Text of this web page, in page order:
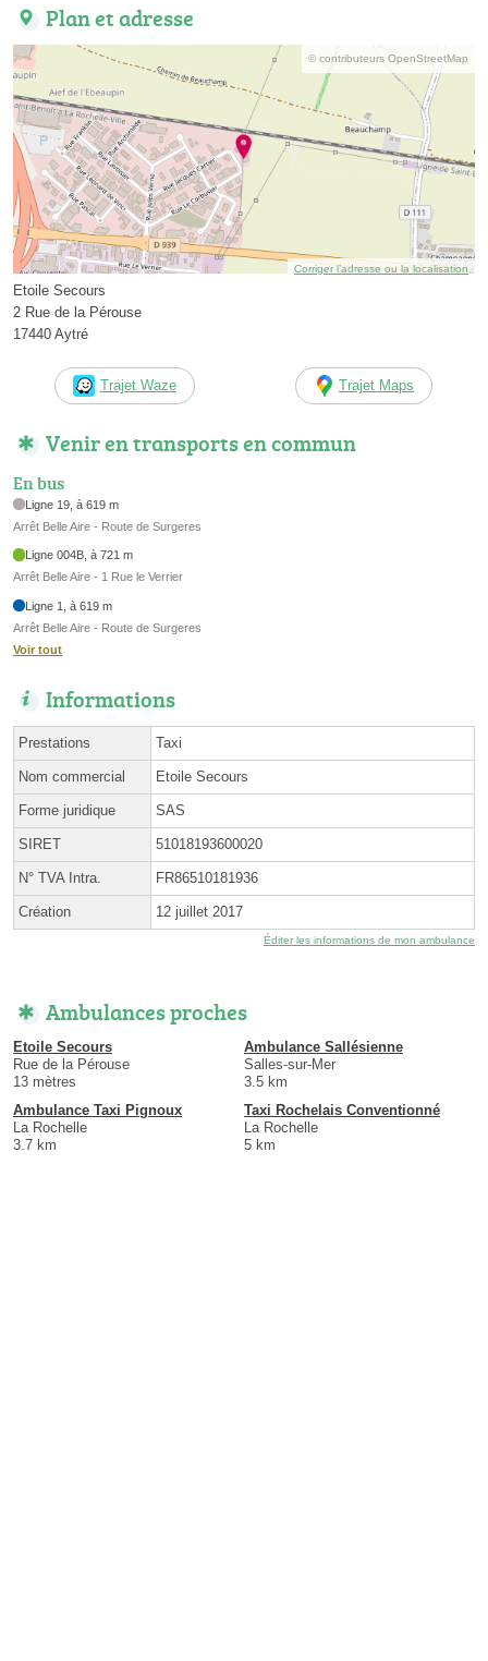
Plan et adresse
© contributeurs OpenStreetMap
Corriger l’adresse ou la localisation
Etoile Secours
2 Rue de la Pérouse
17440 Aytré
Trajet Waze Trajet Maps
Venir en transports en commun
En bus
Ligne 19, à 619 m
Arrêt Belle Aire - Route de Surgeres
Ligne 004B, à 721 m
Arrêt Belle Aire - 1 Rue le Verrier
Ligne 1, à 619 m
Arrêt Belle Aire - Route de Surgeres
Voir tout
Informations
Prestations Taxi
Nom commercial Etoile Secours
Forme juridique SAS
SIRET 51018193600020
N° TVA Intra. FR86510181936
Création 12 juillet 2017
Éditer les informations de mon ambulance
Ambulances proches
Etoile Secours
Rue de la Pérouse
13 mètres
Ambulance Sallésienne
Salles-sur-Mer
3.5 km
Ambulance Taxi Pignoux
La Rochelle
3.7 km
Taxi Rochelais Conventionné
La Rochelle
5 km